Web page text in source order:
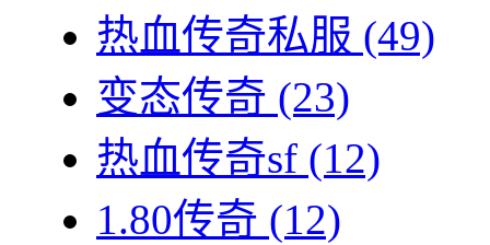
热血传奇私服 (49)
变态传奇 (23)
热血传奇sf (12)
1.80传奇 (12)